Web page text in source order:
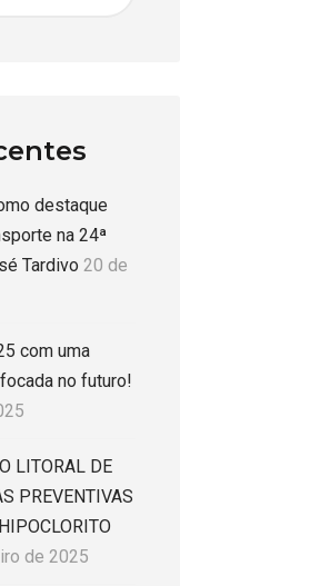
destaque
na 24ª
Tardivo 20 de
com uma
no futuro!
LITORAL DE
PREVENTIVAS
de 2025